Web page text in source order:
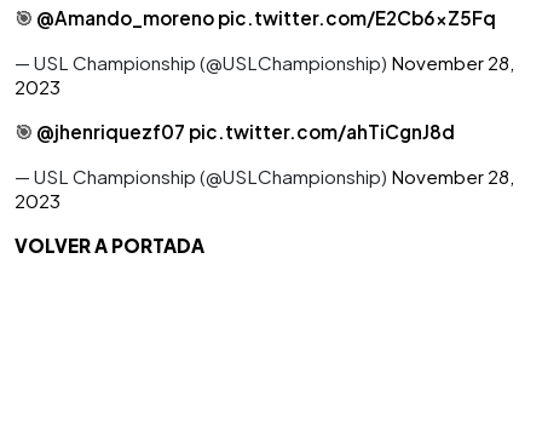
🎯 @Amando_moreno pic.twitter.com/E2Cb6xZ5Fq
— USL Championship (@USLChampionship) November 28,
2023
🎯 @jhenriquezf07 pic.twitter.com/ahTiCgnJ8d
— USL Championship (@USLChampionship) November 28,
2023
VOLVER A PORTADA